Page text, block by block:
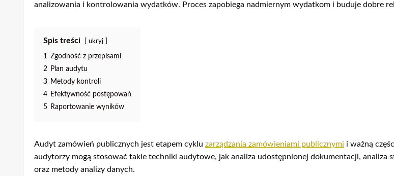
analizowania i kontrolowania wydatków. Proces zapobiega nadmiernym wydatkom i buduje dobre
Spis treści ukryj
1 Zgodność z przepisami
2 Plan audytu
3 Metody kontroli
4 Efektywność postępowań
5 Raportowanie wyników
Audyt zamówień publicznych jest etapem cyklu zarządzania zamówieniami publicznymi i ważną
audytorzy mogą stosować takie techniki audytowe, jak analiza udostępnionej dokumentacji,
oraz metody analizy danych.